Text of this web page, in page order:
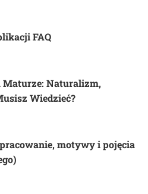
FAQ
Maturze: Naturalizm,
Wiedzieć?
motywy i pojęcia